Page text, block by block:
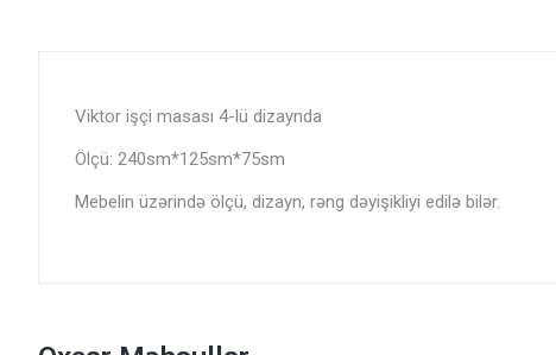
Viktor işçi masası 4-lü dizaynda
Ölçü: 240sm*125sm*75sm
Mebelin üzərində ölçü, dizayn, rəng dəyişikliyi edilə bilər.